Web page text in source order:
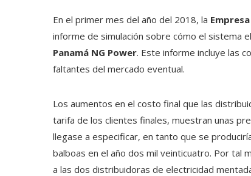
En el primer mes del año del 2018, la
informe de simulación sobre cómo el sistema
Panamá NG Power. Este informe incluye las
faltantes del mercado eventual.
Los aumentos en el costo final que las
tarifa de los clientes finales, muestran unas
llegase a especificar, en tanto que se
balboas en el año dos mil veinticuatro. Por tal
a las dos distribuidoras de electricidad